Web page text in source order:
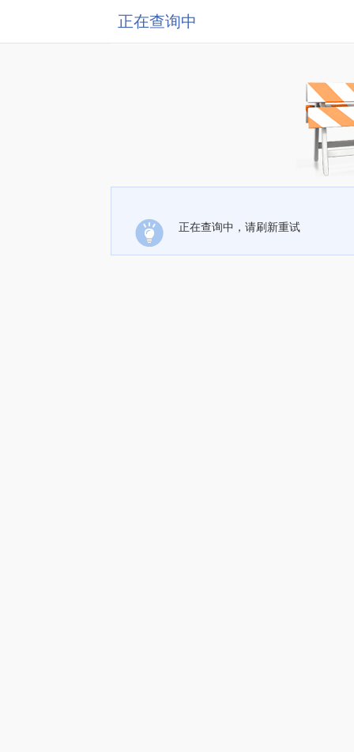
正在查询中
正在查询中，请刷新重试